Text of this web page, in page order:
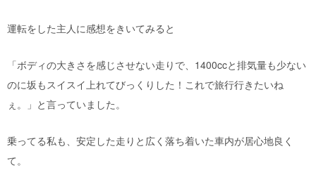
運転をした主人に感想をきいてみると
「ボディの大きさを感じさせない走りで、1400ccと排気量も少ない
のに坂もスイスイ上れてびっくりした！これで旅行行きたいね
ぇ。」と言っていました。
乗ってる私も、安定した走りと広く落ち着いた車内が居心地良く
て。